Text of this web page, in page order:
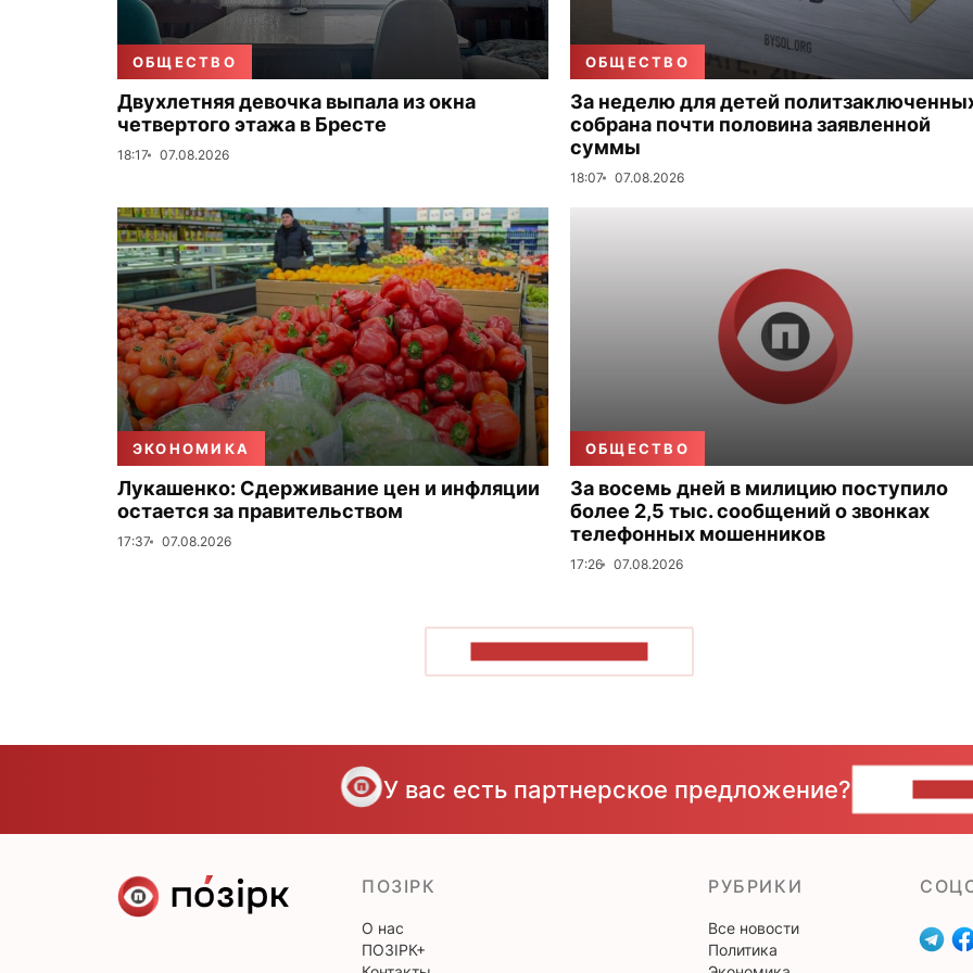
ОБЩЕСТВО
Двухлетняя девочка выпала из окна
четвертого этажа в Бресте
18:17 07.08.2026
ОБЩЕСТВО
За неделю для детей
собрана почти половина заявленной
суммы
18:07 07.08.2026
ЭКОНОМИКА
Лукашенко: Сдерживание цен и инфляции
остается за правительством
17:37 07.08.2026
ОБЩЕСТВО
За восемь дней в милицию поступило
более 2,5 тыс. сообщений о звонках
телефонных мошенников
17:26 07.08.2026
У вас есть партнерское предложение?
ПОЗІРК
О нас
ПОЗІРК+
РУБРИКИ
Все новости
Политика